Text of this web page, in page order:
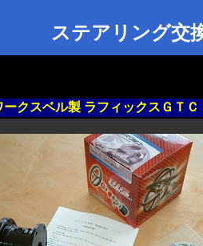
ステアリング交
クスベル製 ラフィックスＧＴＣ